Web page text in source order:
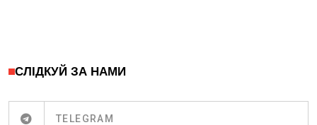
СЛІДКУЙ ЗА НАМИ
TELEGRAM